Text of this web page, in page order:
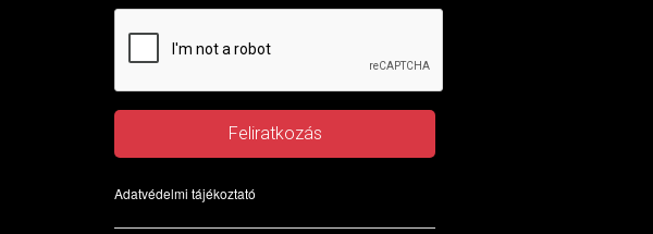
Feliratkozás
Adatvédelmi tájékoztató